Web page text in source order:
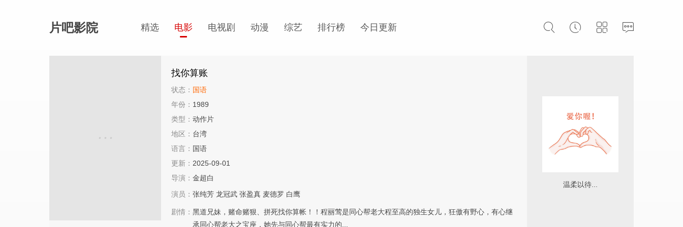
片吧影院 精选 电影 电视剧 动漫 综艺 排行榜 今日更新
找你算账
状态： 国语
年份： 1989
类型： 动作片
地区： 台湾
语言： 国语
更新： 2025-09-01
导演： 金超白
演员： 张纯芳 龙冠武 张盈真 麦德罗 白鹰
剧情： 黑道兄妹，赌命赌狠、拼死找你算帐！！程丽莺是同心帮老大程至高的独生女儿，狂傲有野心，有心继
承同心帮老大之宝座，她先与同心帮最有实力的...
温柔以待...